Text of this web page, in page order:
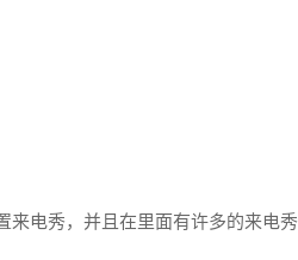
来电秀，并且在里面有许多的来电秀